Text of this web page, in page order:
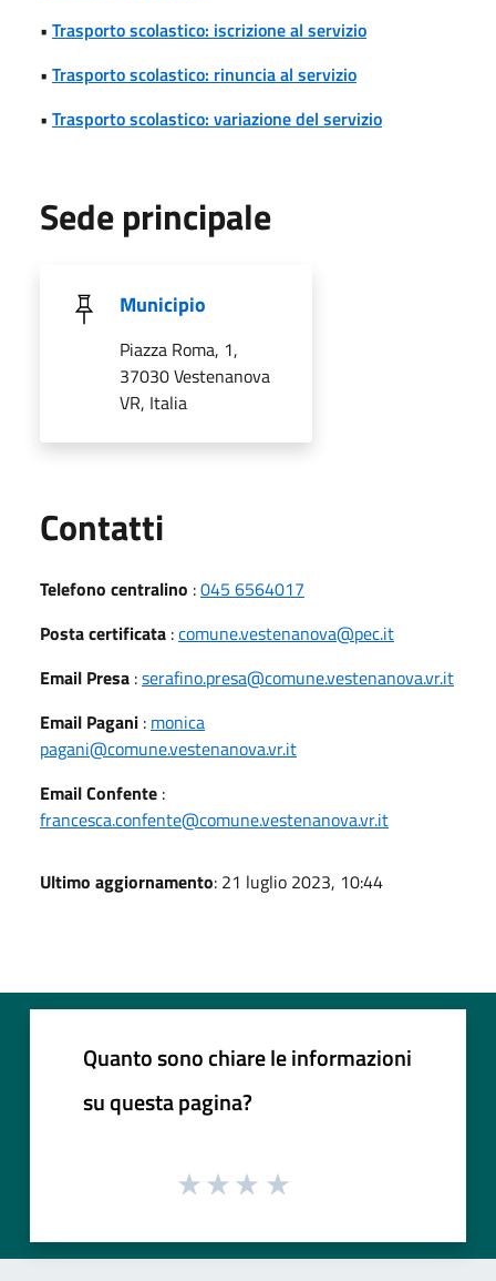
• Trasporto scolastico: iscrizione al servizio
• Trasporto scolastico: rinuncia al servizio
• Trasporto scolastico: variazione del servizio
Sede principale
Municipio
Piazza Roma, 1,
37030 Vestenanova
VR, Italia
Contatti
Telefono centralino :045 6564017
Posta certificata :comune.vestenanova@pec.it
Email Presa :serafino.presa@comune.vestenanova.vr.it
Email Pagani : monica
pagani@comune.vestenanova.vr.it
Email Confente :
francesca.confente@comune.vestenanova.vr.it
Ultimo aggiornamento: 21 luglio 2023, 10:44
Quanto sono chiare le informazioni
su questa pagina?